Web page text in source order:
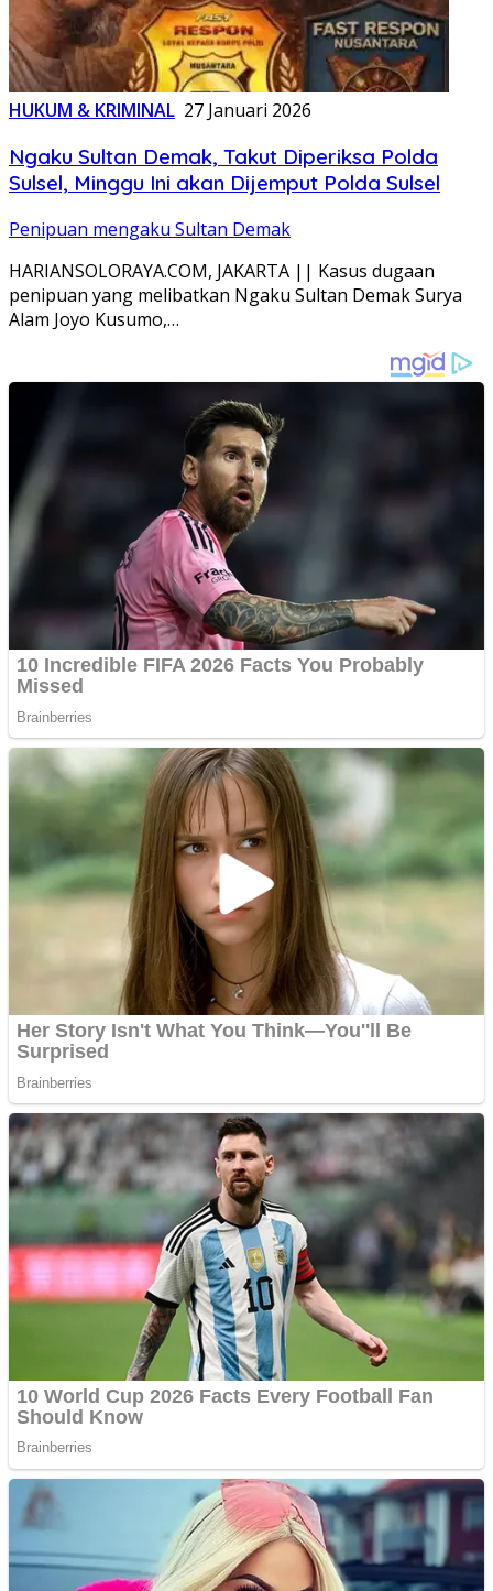
HUKUM & KRIMINAL 27 Januari 2026
Ngaku Sultan Demak, Takut Diperiksa Polda
Sulsel, Minggu Ini akan Dijemput Polda Sulsel
Penipuan mengaku Sultan Demak
HARIANSOLORAYA.COM, JAKARTA || Kasus dugaan
penipuan yang melibatkan Ngaku Sultan Demak Surya
Alam Joyo Kusumo,…